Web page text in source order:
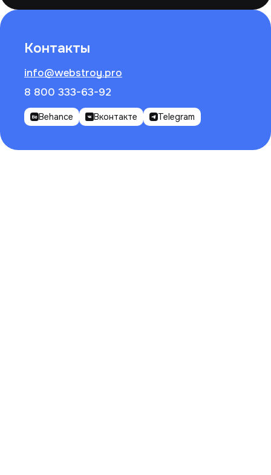
Контакты
info@webstroy.pro
8 800 333-63-92
Behance Вконтакте Telegram